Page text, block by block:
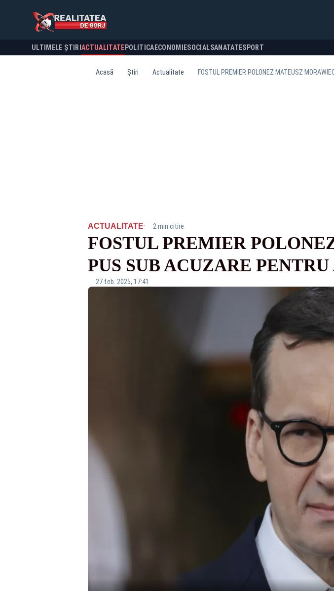
ULTIMELE ȘTIRI ACTUALITATE POLITICA ECONOMIESOCIALSANATATESPORT
Acasă Știri Actualitate FOSTUL PREMIER POLONEZ MATEUSZ
ACTUALITATE· 2 min citire
FOSTUL PREMIER
PUS SUB ACUZARE
27 feb. 2025, 17:41